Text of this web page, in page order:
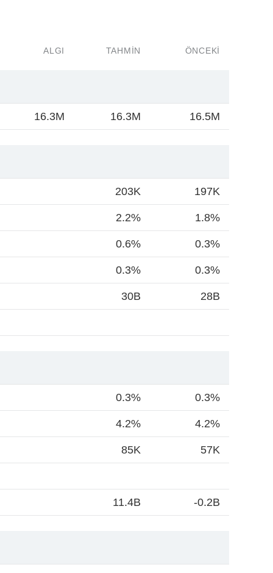
ALGI TAHMIN ÖNCEKI
16.3M 16.3M 16.5M
203K 197K
2.2% 1.8%
0.6% 0.3%
0.3% 0.3%
30B 28B
0.3% 0.3%
4.2% 4.2%
85K 57K
11.4B -0.2B